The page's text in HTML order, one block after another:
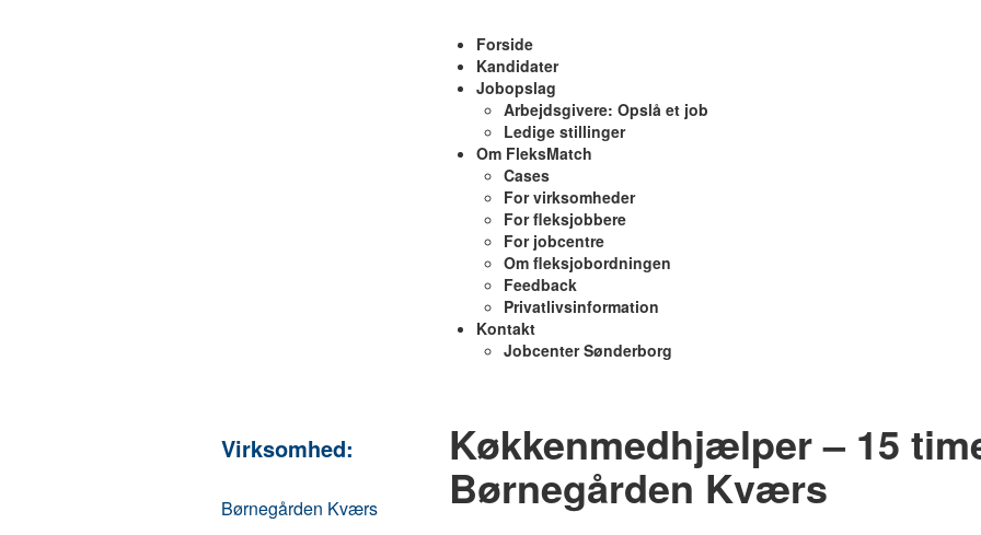
Forside
Kandidater
Jobopslag
Arbejdsgivere: Opslå et job
Ledige stillinger
Om FleksMatch
Cases
For virksomheder
For fleksjobbere
For jobcentre
Om fleksjobordningen
Feedback
Privatlivsinformation
Kontakt
Jobcenter Sønderborg
Virksomhed:
Børnegården Kværs
Køkkenmedhjælper – 15
Børnegården Kværs